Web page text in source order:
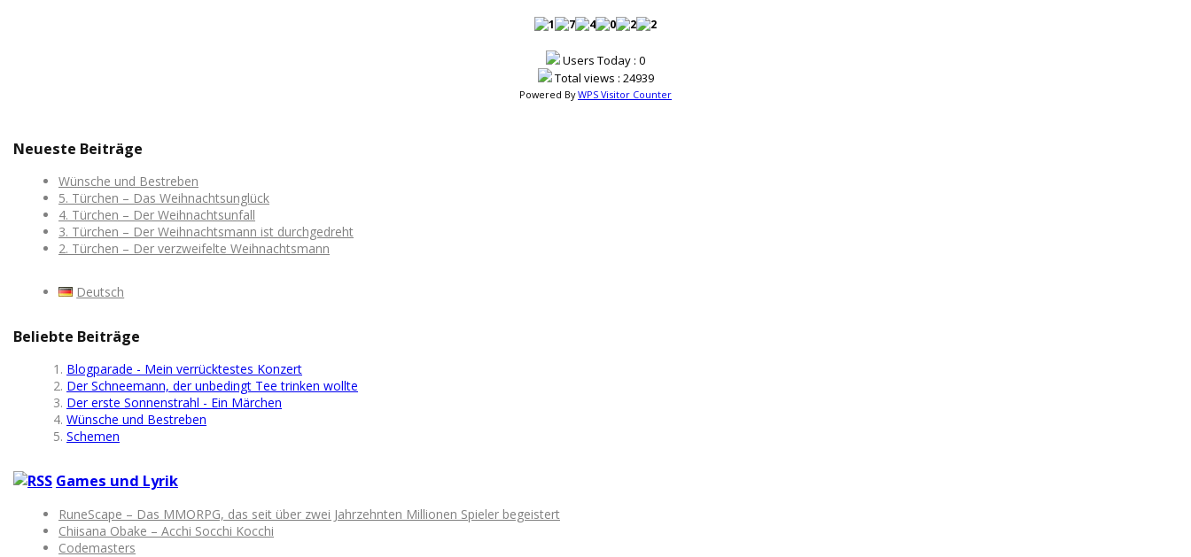
Users Today : 0
Total views : 24939
Powered ByWPS Visitor Counter
Neueste Beiträge
Wünsche und Bestreben
5. Türchen – Das Weihnachtsunglück
4. Türchen – Der Weihnachtsunfall
3. Türchen – Der Weihnachtsmann ist durchgedreht
2. Türchen – Der verzweifelte Weihnachtsmann
Deutsch
Beliebte Beiträge
Blogparade - Mein verrücktestes Konzert
Der Schneemann, der unbedingt Tee trinken wollte
Der erste Sonnenstrahl - Ein Märchen
Wünsche und Bestreben
Schemen
Games und Lyrik
RuneScape – Das MMORPG, das seit über zwei Jahrzehnten Millionen Spieler begeistert
Chiisana Obake – Acchi Socchi Kocchi
Codemasters